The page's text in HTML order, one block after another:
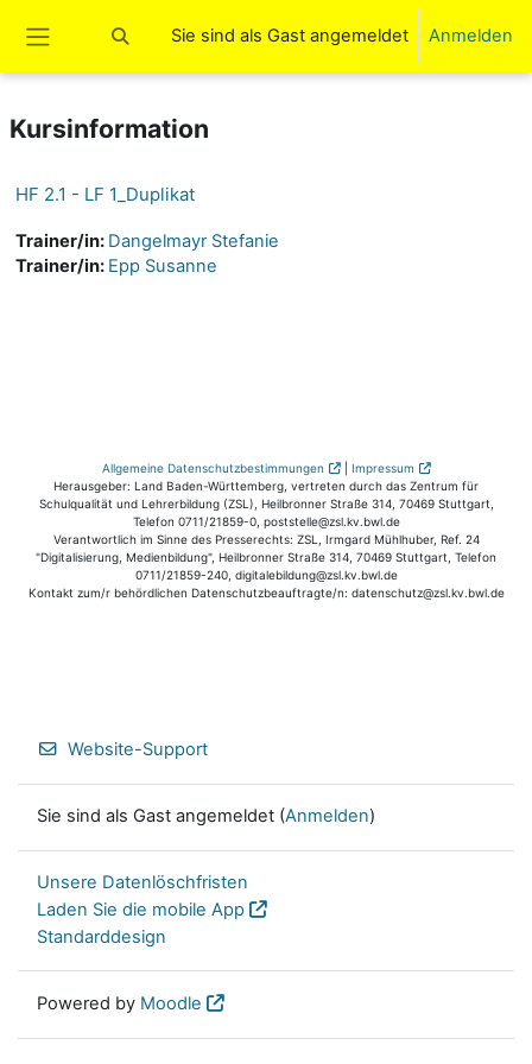
Website-Übersicht
Sucheingabe umschalten
Sie sind als Gast angemeldet Anmelden
Kursinformation
HF 2.1 - LF 1_Duplikat
Trainer/in: Dangelmayr Stefanie
Trainer/in: Epp Susanne
Allgemeine Datenschutzbestimmungen | Impressum
Herausgeber: Land Baden-Württemberg, vertreten durch das Zentrum für
Schulqualität und Lehrerbildung (ZSL), Heilbronner Straße 314, 70469 Stuttgart,
Telefon 0711/21859-0, poststelle@zsl.kv.bwl.de
Verantwortlich im Sinne des Presserechts: ZSL, Irmgard Mühlhuber, Ref. 24
"Digitalisierung, Medienbildung", Heilbronner Straße 314, 70469 Stuttgart, Telefon
0711/21859-240, digitalebildung@zsl.kv.bwl.de
Kontakt zum/r behördlichen Datenschutzbeauftragte/n: datenschutz@zsl.kv.bwl.de
Website-Support
Sie sind als Gast angemeldet (Anmelden)
Unsere Datenlöschfristen
Laden Sie die mobile App
Standarddesign
Powered by Moodle